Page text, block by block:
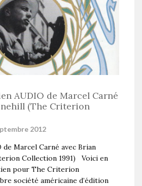
AUDIO de Marcel Carné
(The Criterion
2012
de Marcel Carné avec Brian
Collection 1991) Voici en
pour The Criterion
société américaine d’édition